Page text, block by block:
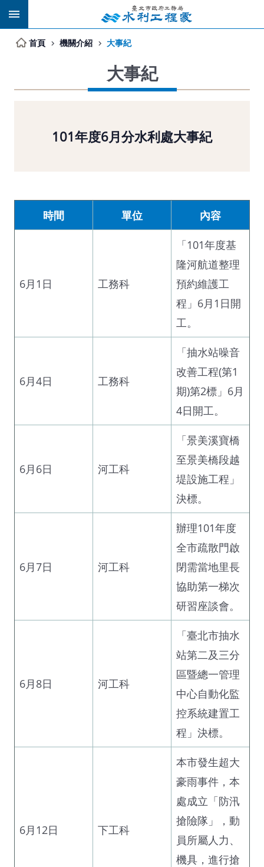
跳到主要內容區塊
首頁 機關介紹 大事紀
大事紀
101年度6月分水利處大事紀
時間 單位 內容
6月1日 工務科
「101年度基
隆河航道整理
預約維護工
程」6月1日開
工。
6月4日 工務科
「抽水站噪音
改善工程(第1
期)第2標」6月
4日開工。
6月6日 河工科
「景美溪寶橋
至景美橋段越
堤設施工程」
決標。
6月7日 河工科
辦理101年度
全市疏散門啟
閉需當地里長
協助第一梯次
研習座談會。
6月8日 河工科
「臺北市抽水
站第二及三分
區暨總一管理
中心自動化監
控系統建置工
程」決標。
6月12日 下工科
本市發生超大
豪雨事件，本
處成立「防汛
搶險隊」，動
員所屬人力、
機具，進行搶